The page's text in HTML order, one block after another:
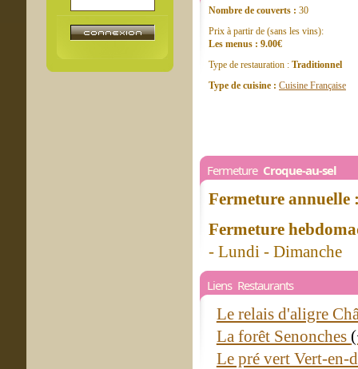
Nombre de couverts : 30
Prix à partir de (sans les vins):
Les menus : 9.00€
Type de restauration : Traditionnel
Type de cuisine : Cuisine Française
Fermeture Croque-au-sel
Fermeture annuelle
Fermeture
- Lundi - Dimanche
Liens Restaurants
Le relais d'aligre
La forêt Senonches
Le pré vert Vert-en-